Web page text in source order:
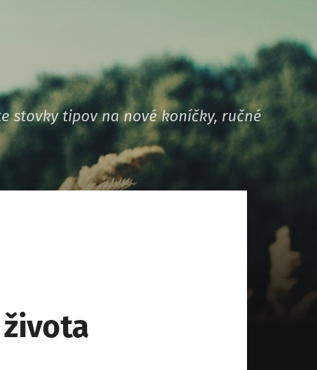
stovky tipov na nové koníčky, ručné